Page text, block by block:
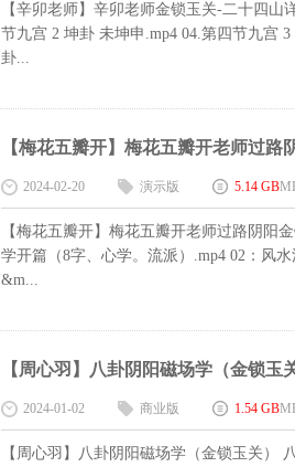
【辛卯老师】辛卯老师金锁玉关-二十四山
节九宫 2 坤卦 未坤申.mp4 04.第四节九宫
卦...
【梅花五瓣开】梅花五瓣开老师过路
2024-02-20 演示版 5.14 GB
【梅花五瓣开】梅花五瓣开老师过路阴阳
学开篇（8字、心学。流派）.mp4 02：风
&m...
【周心羽】八卦阴阳磁场学（金锁玉
2024-01-02 商业版 1.54 GB
【周心羽】八卦阴阳磁场学（金锁玉关）